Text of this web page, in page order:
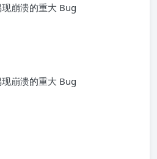
崩溃的重大 Bug
崩溃的重大 Bug